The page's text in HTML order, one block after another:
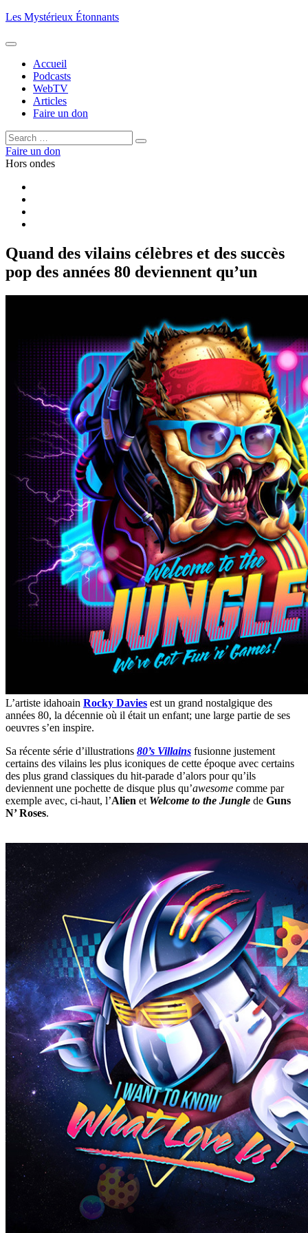
Aller
contenu
Les Mystérieux Étonnants
Accueil
Podcasts
WebTV
Articles
Faire un don
Rechercher :
Rechercher
Faire un don
Hors ondes
Quand des vilains célèbres et des succès
pop des années 80 deviennent qu’un
L’artiste idahoain Rocky Davies est un grand nostalgique des
années 80, la décennie où il était un enfant; une large partie de ses
oeuvres s’en inspire.
Sa récente série d’illustrations 80’s Villains fusionne justement
certains des vilains les plus iconiques de cette époque avec certains
des plus grand classiques du hit-parade d’alors pour qu’ils
deviennent une pochette de disque plus qu’awesome comme par
exemple avec, ci-haut, l’Alien et Welcome to the Jungle de Guns
N’ Roses.